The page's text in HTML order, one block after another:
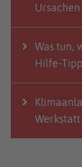
Ursachen
Was tun,
Hilfe-
Werkstatt